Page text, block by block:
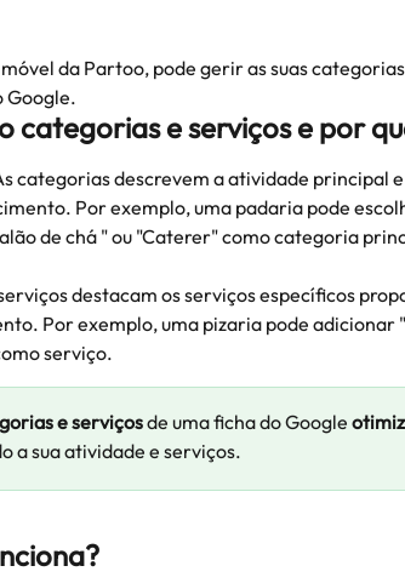
da Partoo, pode gerir as suas
Google.
categorias e serviços e por
categorias descrevem a atividade principal
Por exemplo, uma padaria pode
de chá " ou "Caterer" como categoria
destacam os serviços específicos
Por exemplo, uma pizaria pode adicionar
serviço.
e serviços de uma ficha do Google
a sua atividade e serviços.